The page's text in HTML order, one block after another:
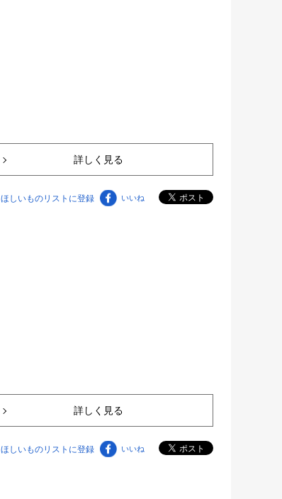
詳しく見る
ほしいものリストに登録 いいね
詳しく見る
ほしいものリストに登録 いいね